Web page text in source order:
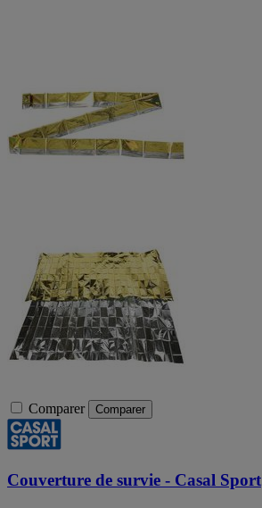
Comparer Comparer
Couverture de survie - Casal Sport